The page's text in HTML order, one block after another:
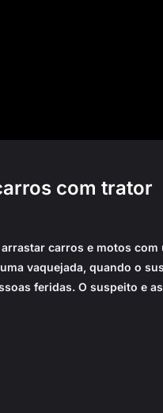
com trator
carros e motos com
vaquejada, quando o
feridas. O suspeito e